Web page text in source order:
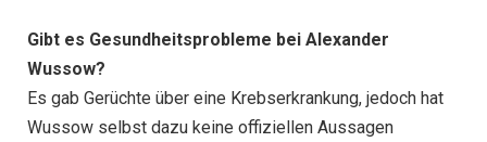
Gibt es Gesundheitsprobleme bei Alexander
Wussow?
Es gab Gerüchte über eine Krebserkrankung, jedoch hat
Wussow selbst dazu keine offiziellen Aussagen